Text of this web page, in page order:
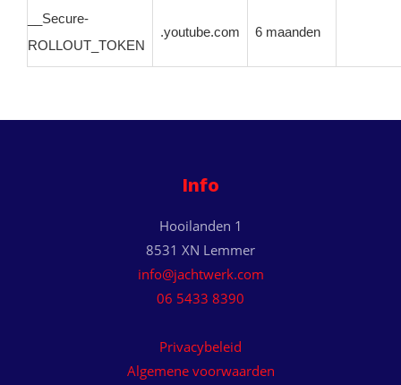
__Secure-
ROLLOUT_TOKEN
.youtube.com 6 maanden
Info
Hooilanden 1
8531 XN Lemmer
info@jachtwerk.com
06 5433 8390
Privacybeleid
Algemene voorwaarden